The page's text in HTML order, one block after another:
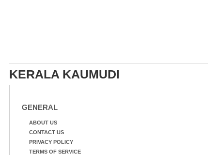
KERALA KAUMUDI
GENERAL
ABOUT US
CONTACT US
PRIVACY POLICY
TERMS OF SERVICE